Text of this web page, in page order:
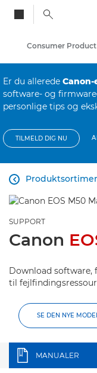
Consumer
Er du allerede Canon-
software- og
personlige tips og
TILMELD DIG NU

SUPPORT
Canon
Download software,
til
SE DEN NYE
MANUALER